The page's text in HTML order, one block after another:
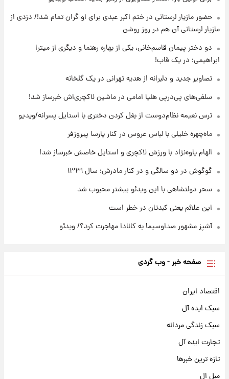
۱۴ ساعت پیش
شوید+ فیلم
۱۴ ساعت پیش
+جدول
۱۵ ساعت پیش
قیمت محصولات ایران‌خودرو و سایپا امروز شنبه
حضور مازیار لرستانی در ختم اکبر عبدی برای او گران تمام شد!/ دزدی از
مازیار لرستانی آن هم در روز روشن
دو دختر پیمان قاسم‌خانی، یکی از بهاره رهنما و دیگری از میترا
ابراهیمی؛ در یک قاب!
تصاویر جدید و دلبرانه از هدیه تهرانی در یک گلخانه
سلفی‌های پی‌درپی هلیا امامی در ماشین لاکچری‌اش خبرساز شد!
ترس نعیمه نظام‌دوست از بغل کردن دختری با استایل پسرانه/ویدیو
ماه‌چهره خلیلی با لباس عروس در کنار پارسا پیروزفر
الهام پاوه‌نژاد با ورزش لاکچری و استایل خاصش خبرساز شد!
گوگوش در دو سالگی و در کنار مادرش؛ سال ۱۳۳۱
سحر دولتشاهی با این ویدئو بیشتر محبوب شد
این علائم یعنی کبدتان در خطر است
آشپز مشهور صداوسیما به کانادا مهاجرت کرد؟/ ویدئو
صفحه خبر - وب گردی
اقتصاد ایران
سبک ایده آل
سبک زندگی مردانه
تجارت ایده آل
تازه ترین خبرها
مبل ال